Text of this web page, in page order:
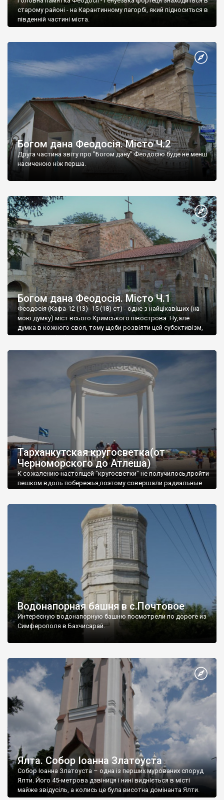
старому районі - на Карантинному пагорбі, який підноситься в
південній частині міста.
Богом дана Феодосія. Місто Ч.2
Друга частина звіту про "Богом дану" Феодосію буде не менш
насиченою ніж перша.
Богом дана Феодосія. Місто Ч.1
Феодосія (Кафа-12 (13) -15 (18) ст) - одне з найцікавіших (на
мою думку) міст всього Кримського півострова .Ну,але
думка в кожного своя, тому щоби розвіяти цей субєктивізм,
запрошую відвідати це
Тарханкутская кругосветка(от
Черноморского до Атлеша)
К сожалению настоящей "кругосветки" не получилось,пройти
пешком вдоль побережья,поэтому совершали радиальные
Водонапорная башня в с.Почтовое
Интересную водонапорную башню посмотрели по дороге из
Симферополя в Бахчисарай.
Ялта. Собор Іоанна Златоуста
Собор Іоанна Златоуста – одна із перших мурованих споруд
Ялти. Його 45-метрова дзвіниця і нині видніється в місті
майже звідусіль, а колись це була висотна домінанта Ялти.